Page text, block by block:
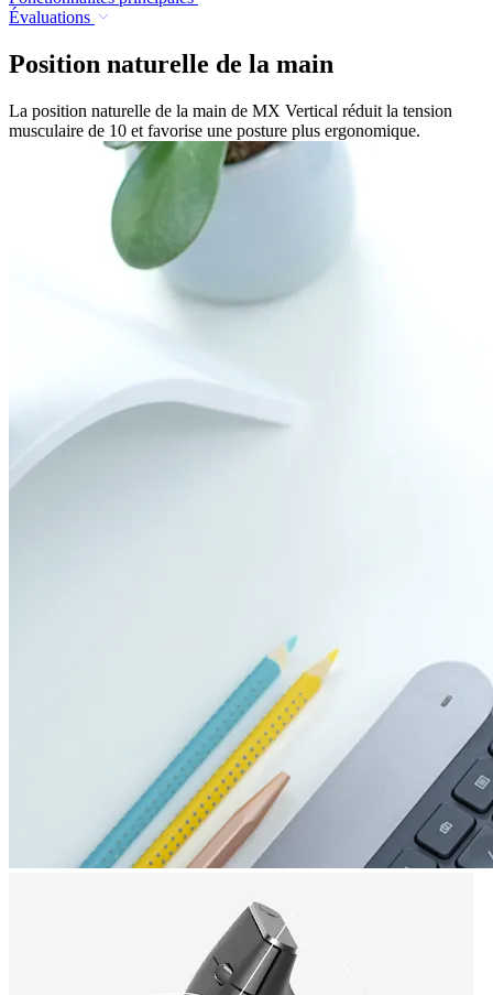
Évaluations
Position naturelle de la main
La position naturelle de la main de MX Vertical réduit la tension
musculaire de 10 et favorise une posture plus ergonomique.